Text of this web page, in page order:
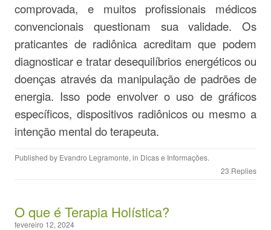
comprovada, e muitos profissionais médicos
convencionais questionam sua validade. Os
praticantes de radiônica acreditam que podem
diagnosticar e tratar desequilíbrios energéticos ou
doenças através da manipulação de padrões de
energia. Isso pode envolver o uso de gráficos
específicos, dispositivos radiônicos ou mesmo a
intenção mental do terapeuta.
Published by Evandro Legramonte, in Dicas e Informações.
23 Replies
O que é Terapia Holística?
fevereiro 12, 2024